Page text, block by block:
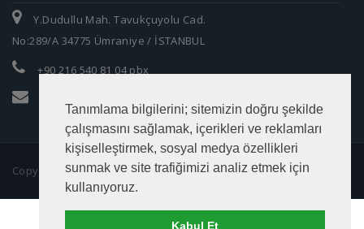
Tanımlama bilgilerini; sitemizin doğru şekilde
çalışmasını sağlamak, içerikleri ve reklamları
kişiselleştirmek, sosyal medya özellikleri
sunmak ve site trafiğimizi analiz etmek için
kullanıyoruz.
Kabul Et
Y.Dudullu Mah. Tavukçuyolu Cad.
No:289/A 34775 Ümraniye / İSTANBUL
+90 216 540 81 04 pbx
Copyright © 2016 Zümrüt Makina Ticaret Ltd. Şti.